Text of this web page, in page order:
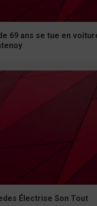
69 ans se tue en
Électrise Son Tout